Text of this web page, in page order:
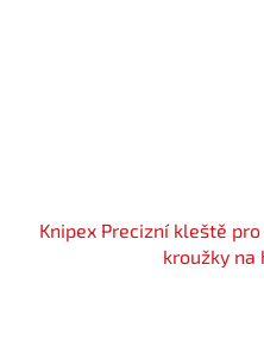
Knipex Precizní kleště
kroužky na